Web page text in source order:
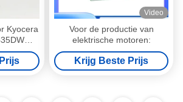
Kyocera
3010i
3500i
3551ci
Video
Voor de productie van
elektrische motoren:
Krijg Beste Prijs